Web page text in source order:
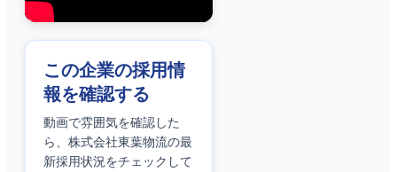
この企業の採用情
報を確認する
動画で雰囲気を確認した
ら、 株式会社東葉物流の最
新採用状況をチェックして